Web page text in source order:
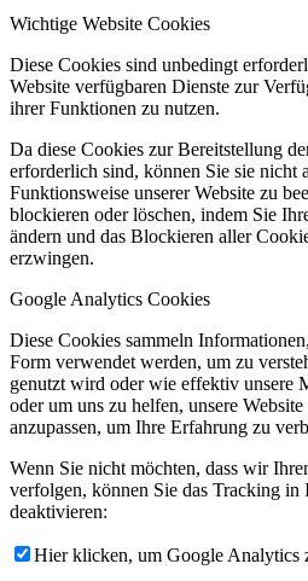
Wichtige Website Cookies
Diese Cookies sind unbedingt
Website verfügbaren Dienste zur
ihrer Funktionen zu nutzen.
Da diese Cookies zur Bereitstellung
erforderlich sind, können Sie sie nicht
Funktionsweise unserer Website zu
blockieren oder löschen, indem Sie
ändern und das Blockieren aller
erzwingen.
Google Analytics Cookies
Diese Cookies sammeln
Form verwendet werden, um zu
genutzt wird oder wie effektiv unsere
oder um uns zu helfen, unsere
anzupassen, um Ihre Erfahrung zu
Wenn Sie nicht möchten, dass wir
verfolgen, können Sie das Tracking in
deaktivieren:
Hier klicken, um Google Analytics